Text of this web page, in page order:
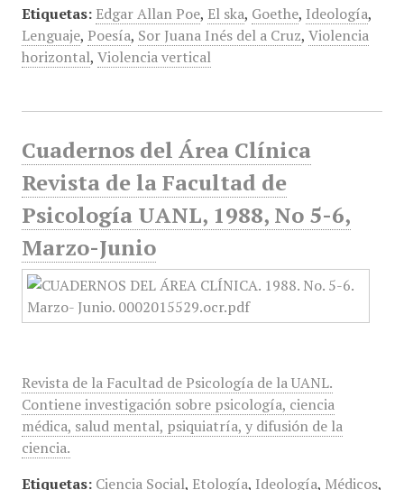
Etiquetas: Edgar Allan Poe, El ska, Goethe, Ideología,
Lenguaje, Poesía, Sor Juana Inés del a Cruz, Violencia
horizontal, Violencia vertical
Cuadernos del Área Clínica
Revista de la Facultad de
Psicología UANL, 1988, No 5-6,
Marzo-Junio
Revista de la Facultad de Psicología de la UANL.
Contiene investigación sobre psicología, ciencia
médica, salud mental, psiquiatría, y difusión de la
ciencia.
Etiquetas: Ciencia Social, Etología, Ideología, Médicos,